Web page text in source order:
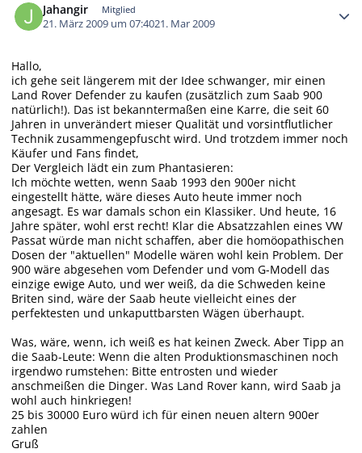
Jahangir Mitglied
21. März 2009 um 07:4021. Mar 2009
Hallo,
ich gehe seit längerem mit der Idee schwanger, mir einen
Land Rover Defender zu kaufen (zusätzlich zum Saab 900
natürlich!). Das ist bekanntermaßen eine Karre, die seit 60
Jahren in unverändert mieser Qualität und vorsintflutlicher
Technik zusammengepfuscht wird. Und trotzdem immer noch
Käufer und Fans findet,
Der Vergleich lädt ein zum Phantasieren:
Ich möchte wetten, wenn Saab 1993 den 900er nicht
eingestellt hätte, wäre dieses Auto heute immer noch
angesagt. Es war damals schon ein Klassiker. Und heute, 16
Jahre später, wohl erst recht! Klar die Absatzzahlen eines VW
Passat würde man nicht schaffen, aber die homöopathischen
Dosen der "aktuellen" Modelle wären wohl kein Problem. Der
900 wäre abgesehen vom Defender und vom G-Modell das
einzige ewige Auto, und wer weiß, da die Schweden keine
Briten sind, wäre der Saab heute vielleicht eines der
perfektesten und unkaputtbarsten Wägen überhaupt.
Was, wäre, wenn, ich weiß es hat keinen Zweck. Aber Tipp an
die Saab-Leute: Wenn die alten Produktionsmaschinen noch
irgendwo rumstehen: Bitte entrosten und wieder
anschmeißen die Dinger. Was Land Rover kann, wird Saab ja
wohl auch hinkriegen!
25 bis 30000 Euro würd ich für einen neuen altern 900er
zahlen
Gruß